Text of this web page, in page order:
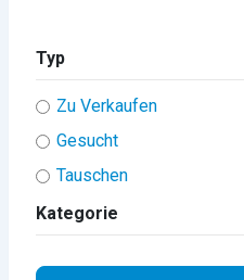
Typ
Zu Verkaufen
Gesucht
Tauschen
Kategorie